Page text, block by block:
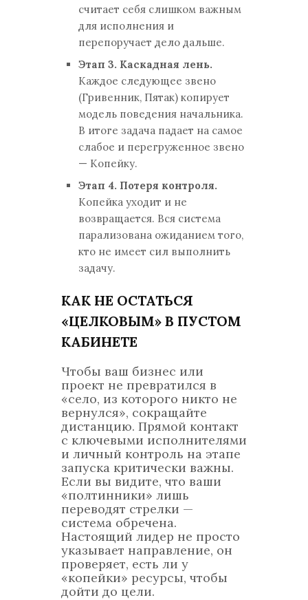
считает себя слишком важным
для исполнения и
перепоручает дело дальше.
Этап 3. Каскадная лень.
Каждое следующее звено
(Гривенник, Пятак) копирует
модель поведения начальника.
В итоге задача падает на самое
слабое и перегруженное звено
— Копейку.
Этап 4. Потеря контроля.
Копейка уходит и не
возвращается. Вся система
парализована ожиданием того,
кто не имеет сил выполнить
задачу.
КАК НЕ ОСТАТЬСЯ
«ЦЕЛКОВЫМ» В ПУСТОМ
КАБИНЕТЕ
Чтобы ваш бизнес или
проект не превратился в
«село, из которого никто не
вернулся», сокращайте
дистанцию. Прямой контакт
с ключевыми исполнителями
и личный контроль на этапе
запуска критически важны.
Если вы видите, что ваши
«полтинники» лишь
переводят стрелки —
система обречена.
Настоящий лидер не просто
указывает направление, он
проверяет, есть ли у
«копейки» ресурсы, чтобы
дойти до цели.